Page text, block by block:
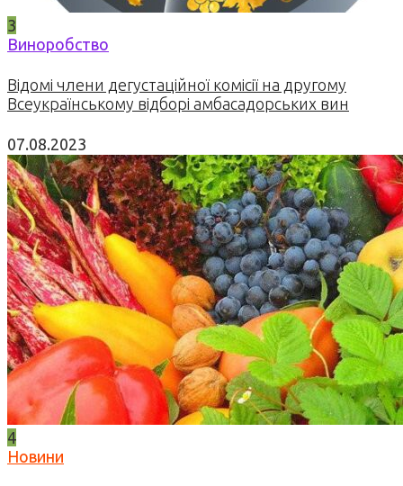
3
Виноробство
Відомі члени дегустаційної комісії на другому
Всеукраїнському відборі амбасадорських вин
07.08.2023
4
Новини